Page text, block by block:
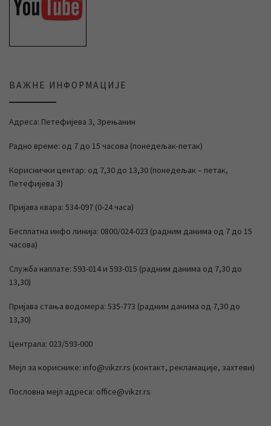
ВАЖНЕ ИНФОРМАЦИЈЕ
Адреса: Петефијева 3, Зрењанин
Радно време: од 7 до 15 часова (понедељак-петак)
Кориснички центар: од 7,30 до 13,30 (понедељак – петак,
Петефијева 3)
Пријава квара: 534-097 (0-24 часа)
Бесплатна инфо линија: 0800/024-023 (радним данима од 7 до 15
часова)
Служба наплате: 593-014 и 593-015 (радним данима од 7,30 до
13,30)
Пријава стања водомера: 535-773 (радним данима од 7,30 до
13,30)
Централа: 023/593-000
Мејл за кориснике: info@vikzr.rs (контакт, рекламације, захтеви)
Пословна мејл адреса: office@vikzr.rs